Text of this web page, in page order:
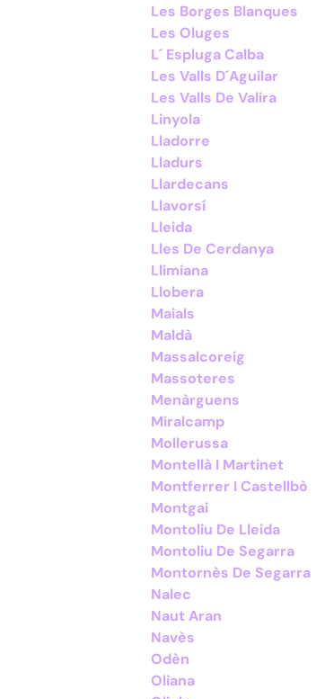
Les Borges Blanques
Les Oluges
L´ Espluga Calba
Les Valls D´Aguilar
Les Valls De Valira
Linyola
Lladorre
Lladurs
Llardecans
Llavorsí
Lleida
Lles De Cerdanya
Llimiana
Llobera
Maials
Maldà
Massalcoreig
Massoteres
Menàrguens
Miralcamp
Mollerussa
Montellà I Martinet
Montferrer I Castellbò
Montgai
Montoliu De Lleida
Montoliu De Segarra
Montornès De Segarra
Nalec
Naut Aran
Navès
Odèn
Oliana